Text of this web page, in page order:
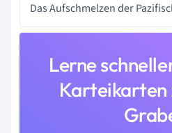
Das Aufschmelzen der
Lerne
Karteikarten